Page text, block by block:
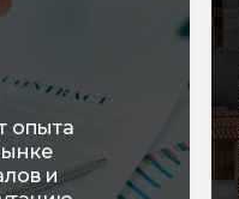
выбор
над
наших